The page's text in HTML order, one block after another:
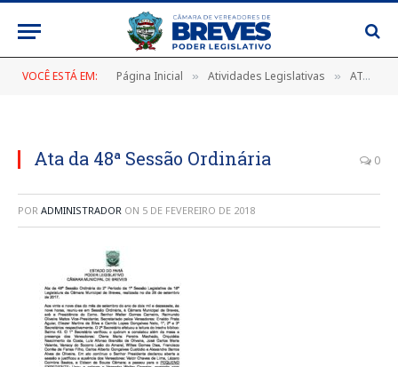
VOCÊ ESTÁ EM: Página Inicial » Atividades Legislativas » ATA DA 48ª SESSÃO ORDINÁRIA DO 2º PERÍODO DA 1ª SESSÃO LEGISLATIVA DA 18ª LEGISLATURA DA CÂMARA MUNICIPAL DE BREVES, DE 29 DE SETEMBRO DE 2017
Ata da 48ª Sessão Ordinária 0
POR ADMINISTRADOR ON 5 DE FEVEREIRO DE 2018